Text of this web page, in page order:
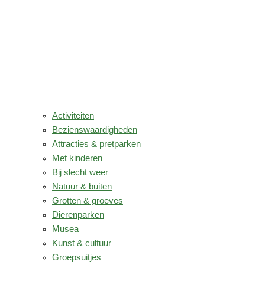
Activiteiten
Bezienswaardigheden
Attracties & pretparken
Met kinderen
Bij slecht weer
Natuur & buiten
Grotten & groeves
Dierenparken
Musea
Kunst & cultuur
Groepsuitjes